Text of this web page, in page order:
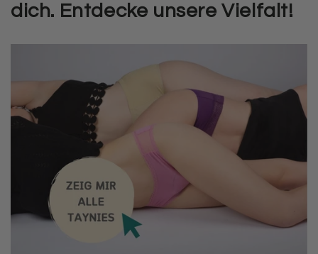
dich. Entdecke unsere Vielfalt!